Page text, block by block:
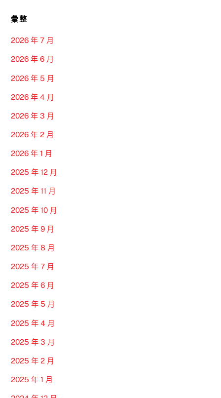
彙整
2026 年 7 月
2026 年 6 月
2026 年 5 月
2026 年 4 月
2026 年 3 月
2026 年 2 月
2026 年 1 月
2025 年 12 月
2025 年 11 月
2025 年 10 月
2025 年 9 月
2025 年 8 月
2025 年 7 月
2025 年 6 月
2025 年 5 月
2025 年 4 月
2025 年 3 月
2025 年 2 月
2025 年 1 月